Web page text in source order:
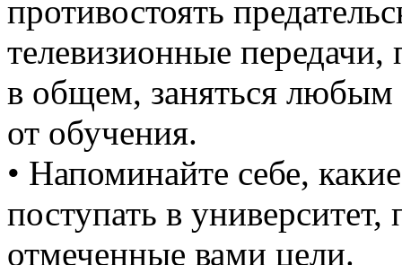
противостоять
телевизионные
в общем, заняться
от обучения.
• Напоминайте себе,
поступать в университет,
отмеченные вами цели.